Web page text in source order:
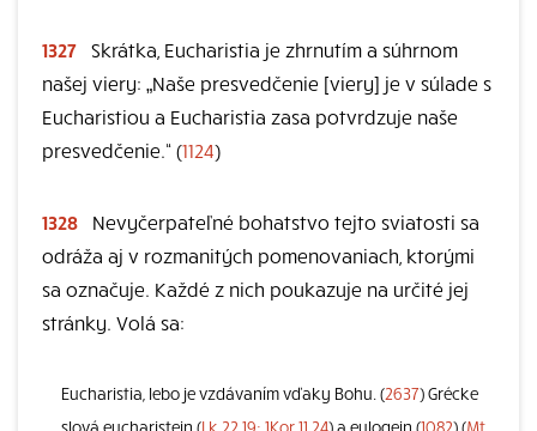
1327 Skrátka, Eucharistia je zhrnutím a súhrnom
našej viery: „Naše presvedčenie [viery] je v súlade s
Eucharistiou a Eucharistia zasa potvrdzuje naše
presvedčenie.“ (1124)
1328
Nevyčerpateľné bohatstvo tejto sviatosti sa
odráža aj v rozmanitých pomenovaniach, ktorými
sa označuje. Každé z nich poukazuje na určité jej
stránky. Volá sa:
Eucharistia, lebo je vzdávaním vďaky Bohu. (2637) Grécke
slová eucharistein (Lk 22,19; 1Kor 11,24) a eulogein (1082) (Mt